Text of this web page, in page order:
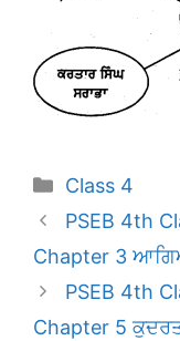
Categories
Class 4
PSEB 4th
Chapter 3
PSEB 4th
Chapter 5